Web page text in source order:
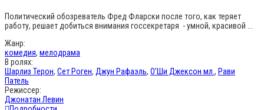
Политический обозреватель Фред Фларски после того, как теряет
работу, решает добиться внимания госсекретаря - умной, красивой ...
Жанр:
комедия, мелодрама
В ролях:
Шарлиз Терон, Сет Роген, Джун Рафаэль, О’Ши Джексон мл. , Рави
Патель
Режиссер:
Джонатан Левин